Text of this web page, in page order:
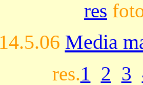
res
14.5.06 Media
res.1 2 3